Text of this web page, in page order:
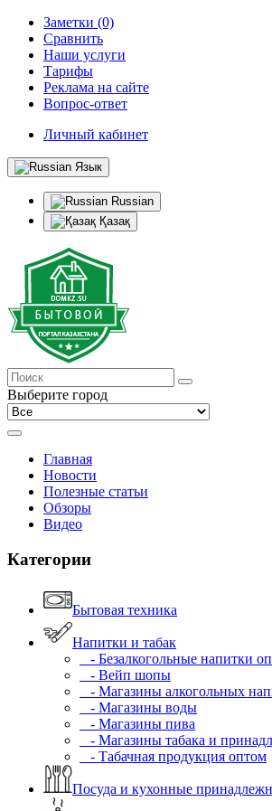
Заметки (0)
Сравнить
Наши услуги
Тарифы
Реклама на сайте
Вопрос-ответ
Личный кабинет
Язык
Russian
Қазақ
Выберите город
Главная
Новости
Полезные статьи
Обзоры
Видео
Категории
Бытовая техника
Напитки и табак
- Безалкогольные напитки
- Вейп шопы
- Магазины алкогольных
- Магазины воды
- Магазины пива
- Магазины табака и
- Табачная продукция оптом
Посуда и кухонные